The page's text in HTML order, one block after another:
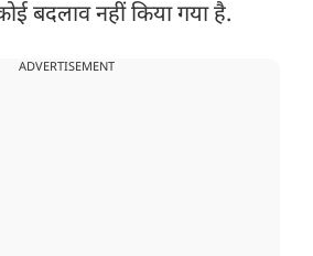
बदलाव नहीं किया गया है.
ADVERTISEMENT